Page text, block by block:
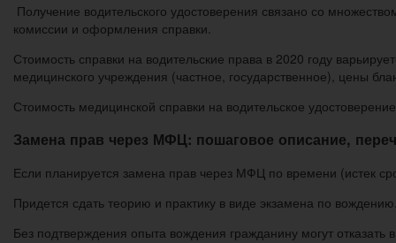
Получение водительского удостоверения связано со
комиссии и оформления справки.
Стоимость справки на водительские права в 2020 году
медицинского учреждения (частное, государственное), цены
Стоимость медицинской справки на водительское
Замена прав через МФЦ: пошаговое описание,
Если планируется замена прав через МФЦ по времени (истек
Придется сдать теорию и практику в виде экзамена по
Без подтверждения опыта вождения гражданину могут